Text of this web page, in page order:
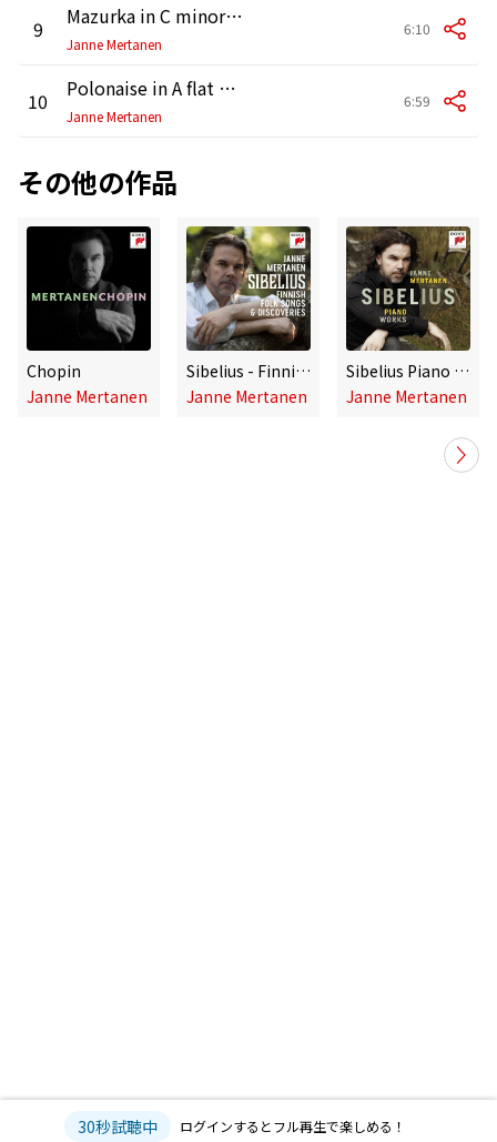
9 Mazurka in C minor Op.56 No.3
Janne Mertanen
6:10
10 Polonaise in A flat major Op.53, 'Heroic'
Janne Mertanen
6:59
その他の作品
Chopin
Janne Mertanen
Sibelius - Finnish Folk Songs & Discoveries
Janne Mertanen
Sibelius Piano Works
Janne Mertanen
30秒試聴中 ログインするとフル再生で楽しめる！